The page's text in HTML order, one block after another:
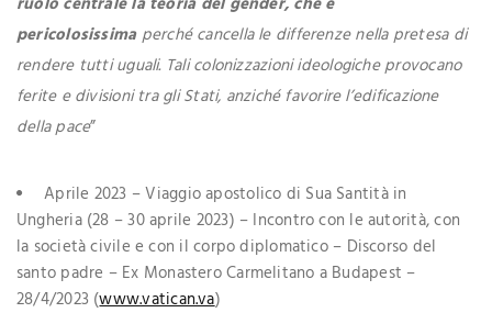
pericolosissimaperché cancella le differenze nella pretesa di
rendere tutti uguali. Tali colonizzazioni ideologiche provocano
ferite e divisioni tra gli Stati, anziché favorire l’edificazione
della pace”
Aprile 2023 – Viaggio apostolico di Sua Santità in
Ungheria (28 – 30 aprile 2023) – Incontro con le autorità, con
la società civile e con il corpo diplomatico – Discorso del
santo padre – Ex Monastero Carmelitano a Budapest –
28/4/2023 (www.vatican.va)